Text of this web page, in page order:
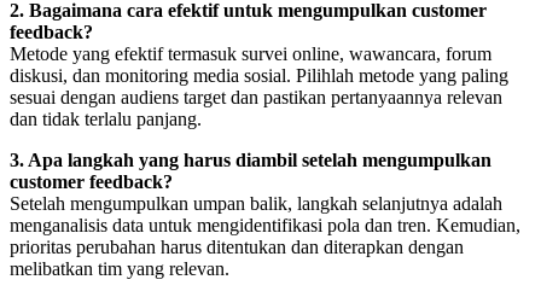
2. Bagaimana cara efektif untuk mengumpulkan customer
feedback?
Metode yang efektif termasuk survei online, wawancara, forum
diskusi, dan monitoring media sosial. Pilihlah metode yang paling
sesuai dengan audiens target dan pastikan pertanyaannya relevan
dan tidak terlalu panjang.
3. Apa langkah yang harus diambil setelah mengumpulkan
customer feedback?
Setelah mengumpulkan umpan balik, langkah selanjutnya adalah
menganalisis data untuk mengidentifikasi pola dan tren. Kemudian,
prioritas perubahan harus ditentukan dan diterapkan dengan
melibatkan tim yang relevan.